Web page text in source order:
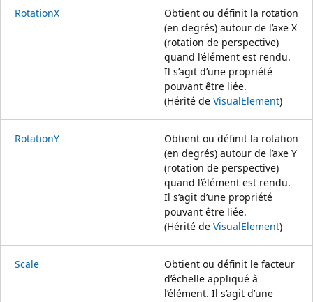
RotationX
Obtient ou définit la rotation
(en degrés) autour de l’axe X
(rotation de perspective)
quand l’élément est rendu.
Il s’agit d’une propriété
pouvant être liée.
(Hérité de VisualElement)
RotationY
Obtient ou définit la rotation
(en degrés) autour de l’axe Y
(rotation de perspective)
quand l’élément est rendu.
Il s’agit d’une propriété
pouvant être liée.
(Hérité de VisualElement)
Scale
Obtient ou définit le facteur
d’échelle appliqué à
l’élément. Il s’agit d’une